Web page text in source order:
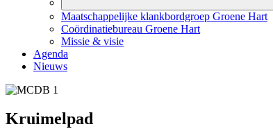
Maatschappelijke klankbordgroep Groene Hart
Coördinatiebureau Groene Hart
Missie & visie
Agenda
Nieuws
Kruimelpad